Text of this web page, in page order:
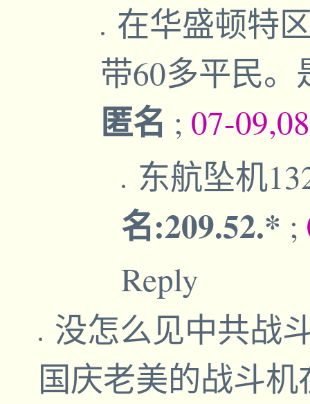
在华盛顿特
带60多平民
匿名 ; 07-
东航坠机
名:209.52.* ;
Reply
没怎么见中共战
国庆老美的战斗